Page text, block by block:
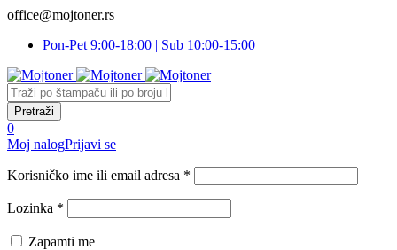
office@mojtoner.rs
Pon-Pet 9:00-18:00 | Sub 10:00-15:00
0
Moj nalogPrijavi se
Korisničko ime ili email adresa *
Lozinka *
Zapamti me